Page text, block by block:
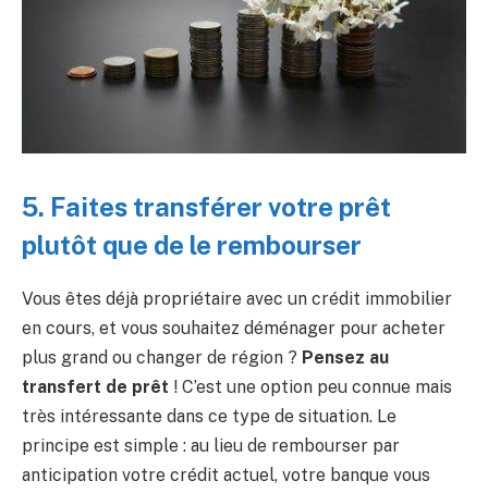
5. Faites transférer votre prêt
plutôt que de le rembourser
Vous êtes déjà propriétaire avec un crédit immobilier
en cours, et vous souhaitez déménager pour acheter
plus grand ou changer de région ? Pensez au
transfert de prêt ! C’est une option peu connue mais
très intéressante dans ce type de situation. Le
principe est simple : au lieu de rembourser par
anticipation votre crédit actuel, votre banque vous